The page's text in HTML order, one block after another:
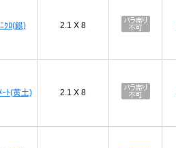
ｸﾛ(銀) 2.1 X 8
ｰﾄ(黄土) 2.1 X 8